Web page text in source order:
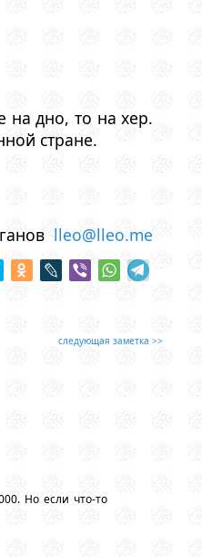
дно, то на хер.
стране.
lleo@lleo.me
следующая заметка >>
Но если что-то